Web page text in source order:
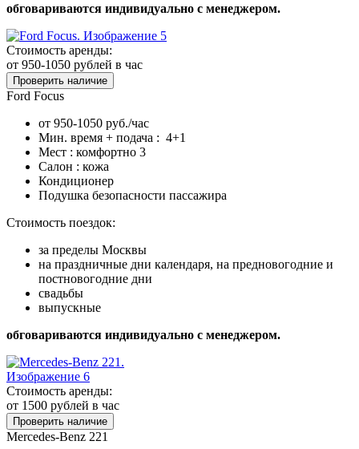
обговариваются индивидуально с менеджером.
Стоимость аренды:
от 950-1050 рублей в час
Проверить наличие
Ford Focus
от 950-1050 руб./час
Мин. время + подача : 4+1
Мест : комфортно 3
Салон : кожа
Кондиционер
Подушка безопасности пассажира
Стоимость поездок:
за пределы Москвы
на праздничные дни календаря, на предновогодние и
постновогодние дни
свадьбы
выпускные
обговариваются индивидуально с менеджером.
Стоимость аренды:
от 1500 рублей в час
Проверить наличие
Mercedes-Benz 221